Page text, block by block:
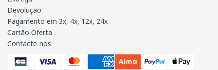
Devolução
Pagamento em 3x, 4x, 12x, 24x
Cartão Oferta
Contacte-nos